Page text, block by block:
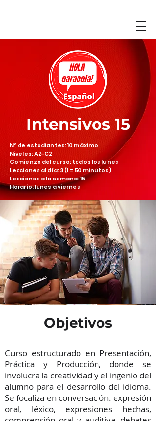
Intensivos 15
Nº de estudiantes: 10 máximo
Niveles: A2-C2
Comienzo del curso: todos los lunes
Lecciones al día: 3 (1 = 50 minutos)
Lecciones a la semana: 15
Horario: lunes a viernes
Objetivos
Curso estructurado en Presentación,
Práctica y Producción, donde se
involucra la creatividad y el ingenio del
alumno para el desarrollo del idioma.
Se focaliza en conversación: expresión
oral, léxico, expresiones hechas,
comprensión oral y auditiva, debates